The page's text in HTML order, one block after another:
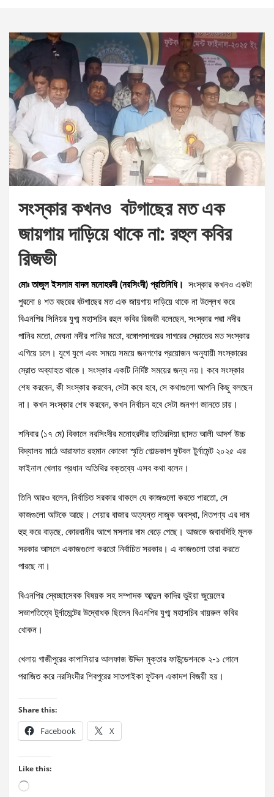
সংস্কার কখনও বটগাছের মত এক
জায়গায় দাড়িয়ে থাকে না: রহুল কবির
রিজভী
মোঃ তাজুল ইসলাম বাদল মনোহরদী (নরসিংদী) প্রতিনিধি।
সংস্কার কখনও একটা
পুরনো ৪ শত বছরের বটগাছের মত এক জায়গায় দাড়িয়ে থাকে না উল্লেখ করে
বিএনপির সিনিয়র যুগ্ম মহাসচিব রহুল কবির রিজভী বলেছেন, সংস্কার পদ্মা নদীর
পানির মতো, মেঘনা নদীর পানির মতো, বঙ্গোপসাগরের সাগরের স্রোতের মত সংস্কার
এগিয়ে চলে। যুগে যুগে এবং সময়ে সময়ে জনগণের প্রয়োজন অনুযায়ী সংস্কারের
স্রোত অব্যাহত থাকে। সংস্কার একটি নির্দিষ্ট সময়ের জন্য নয়। কবে সংস্কার
শেষ করবেন, কী সংস্কার করবেন, সেটা কবে হবে, সে কথাগুলো আপনি কিছু বলছেন
না। কখন সংস্কার শেষ করবেন, কখন নির্বাচন হবে সেটা জনগণ জানতে চায়।
শনিবার (১৭ মে) বিকালে নরসিংদীর মনোহরদীর হাতিরদিয়া ছাদত আলী আদর্শ উচ্চ
বিদ্যালয় মাঠে আরাফাত রহমান কোকো স্মৃতি গোল্ডকাপ ফুটবল টুর্নামেন্ট ২০২৫ এর
ফাইনাল খেলায় প্রধান অতিথির বক্তব্যে এসব কথা বলেন।
তিনি আরও বলেন, নির্বাচিত সরকার থাকলে যে কাজগুলো করতে পারতো, সে
কাজগুলো আটকে আছে। শেয়ার বাজার অত্যন্ত নাজুক অবস্থা, নিতপণ্য এর দাম
হুহু করে বাড়ছে, কোরবানীর আগে মসলার দাম বেড়ে গেছে। আজকে জবাবদিহি মূলক
সরকার আসলে একাজগুলো করতো নির্বাচিত সরকার। এ কাজগুলো তারা করতে
পারছে না।
বিএনপির স্বেচ্ছাসেবক বিষয়ক সহ সম্পাদক আব্দুল কাদির ভুইয়া জুয়েলের
সভাপতিত্বে টুর্নামেন্টের উদ্বোধক ছিলেন বিএনপির যুগ্ম মহাসচিব খায়রুল কবির
খোকন।
খেলায় গাজীপুরের কাপাসিয়ার আলফাজ উদ্দিন মুক্তার ফাউন্ডেশনকে ২-১ গোলে
পরাজিত করে নরসিংদীর শিবপুরের সাতপাইকা ফুটবল একাদশ বিজয়ী হয়।
Share this:
Facebook X
Like this:
Loading…